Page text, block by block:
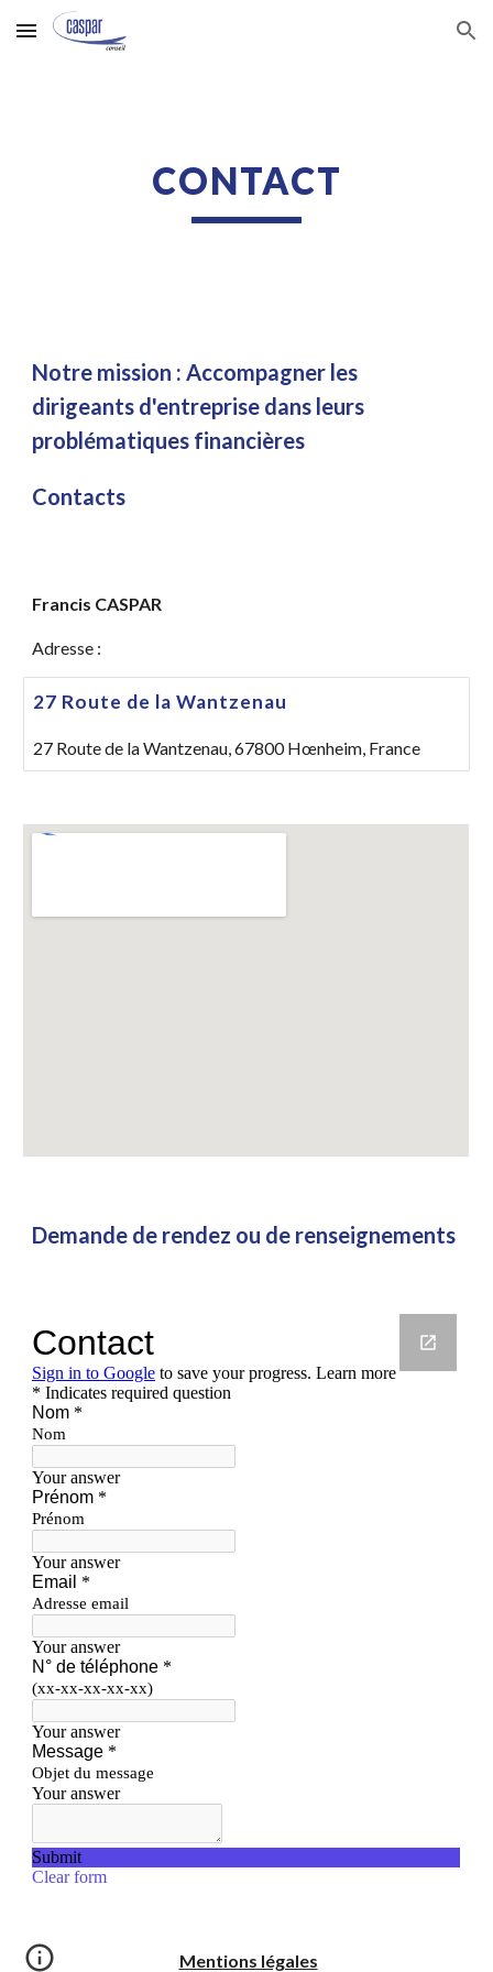
Skip to main content Skip to navigation
CONTACT
Notre mission : Accompagner les
dirigeants d'entreprise dans leurs
problématiques financières
Contacts
Francis CASPAR
Adresse :
27 Route de la Wantzenau
27 Route de la Wantzenau, 67800 Hœnheim, France
Demande de rendez ou de renseignements
Mentions légales